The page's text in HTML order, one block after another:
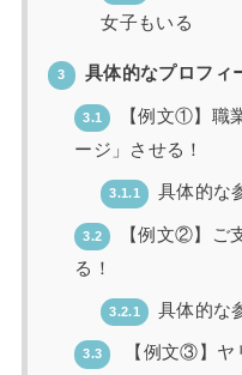
女子もいる
3 具体的なプロフィ
3.1
【例文①】職
ージ」させる！
3.1.1 具体的な
3.2
【例文②】ご
る！
3.2.1 具体的な
3.3
【例文③】ヤ